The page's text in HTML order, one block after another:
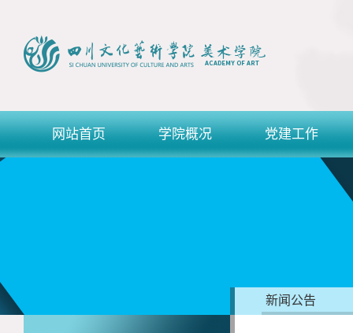
网站首页 学院概况 党建工作
新闻公告